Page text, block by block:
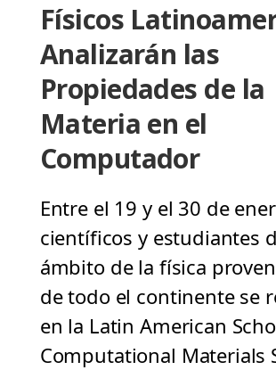
Físicos
Analizarán las
Propiedades de la
Materia en el
Computador
Entre el 19 y el 30 de
científicos y estudiantes
ámbito de la física
de todo el continente se
en la Latin American
Computational Materials